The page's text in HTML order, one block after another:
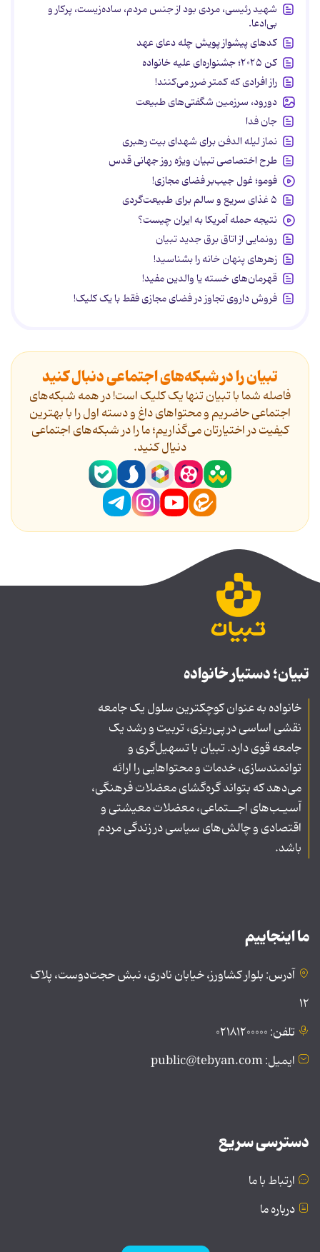
شهید رئیسی، مردی بود از جنس مردم، ساده‌زیست، پرکار و
بی‌ادعا.
کدهای پیشواز پویش چله دعای عهد
کن ۲۰۲۵؛ جشنواره‌ای علیه خانواده
راز افرادی که کمتر ضرر می‌کنند!
دورود، سرزمین شگفتی‌های طبیعت
جان فدا
نماز لیله الدفن برای شهدای بیت رهبری
طرح اختصاصی تبیان ویژه روز جهانی قدس
فومو؛ غول جیب‌بر فضای مجازی!
۵ غذای سریع و سالم برای طبیعت‌گردی
نتیجه حمله آمریکا به ایران چیست؟
رونمایی از اتاق برق جدید تبیان
زهرهای پنهان خانه را بشناسید!
قهرمان‌های خسته یا والدین مفید!
فروش داروی تجاوز در فضای مجازی فقط با یک کلیک!
تبیان را در شبکه‌های اجتماعی دنبال کنید
فاصله شما با تبیان تنها یک کلیک است! در همه شبکه‌های
اجتماعی حاضریم و محتواهای داغ و دسته اول را با بهترین
کیفیت در اختیارتان می‌گذاریم؛ ما را در شبکه‌های اجتماعی
دنیال کنید.
تبیان؛ دستیار خانواده
خانواده به عنوان کوچکترین سلول یک جامعه
نقشی اساسی در پی‌ریزی، تربیت و رشد یک
جامعه قوی دارد. تبیان با تسهیل‌گری و
توانمندسازی، خدمات و محتواهایی را ارائه
می‌دهد که بتواند گره‌گشای معضلات فرهنگی،
آسیـب‌های اجــتماعی، معضلات معیشتی و
اقتصادی و چالش‌های سیاسی در زندگی مردم
باشد.
ما اینجاییم
آدرس: بلوار کشاورز، خیابان نادری، نبش حجت‌دوست، پلاک
۱۲
تلفن: ۰۲۱۸۱۲۰۰۰۰۰
ایمیل: public@tebyan.com
دسترسی سریع
ارتباط با ما
درباره ما